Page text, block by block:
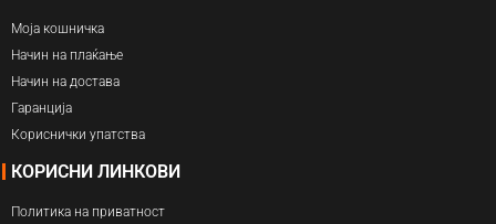
Моја кошничка
Начин на плаќање
Начин на достава
Гаранција
Кориснички упатства
КОРИСНИ ЛИНКОВИ
Политика на приватност